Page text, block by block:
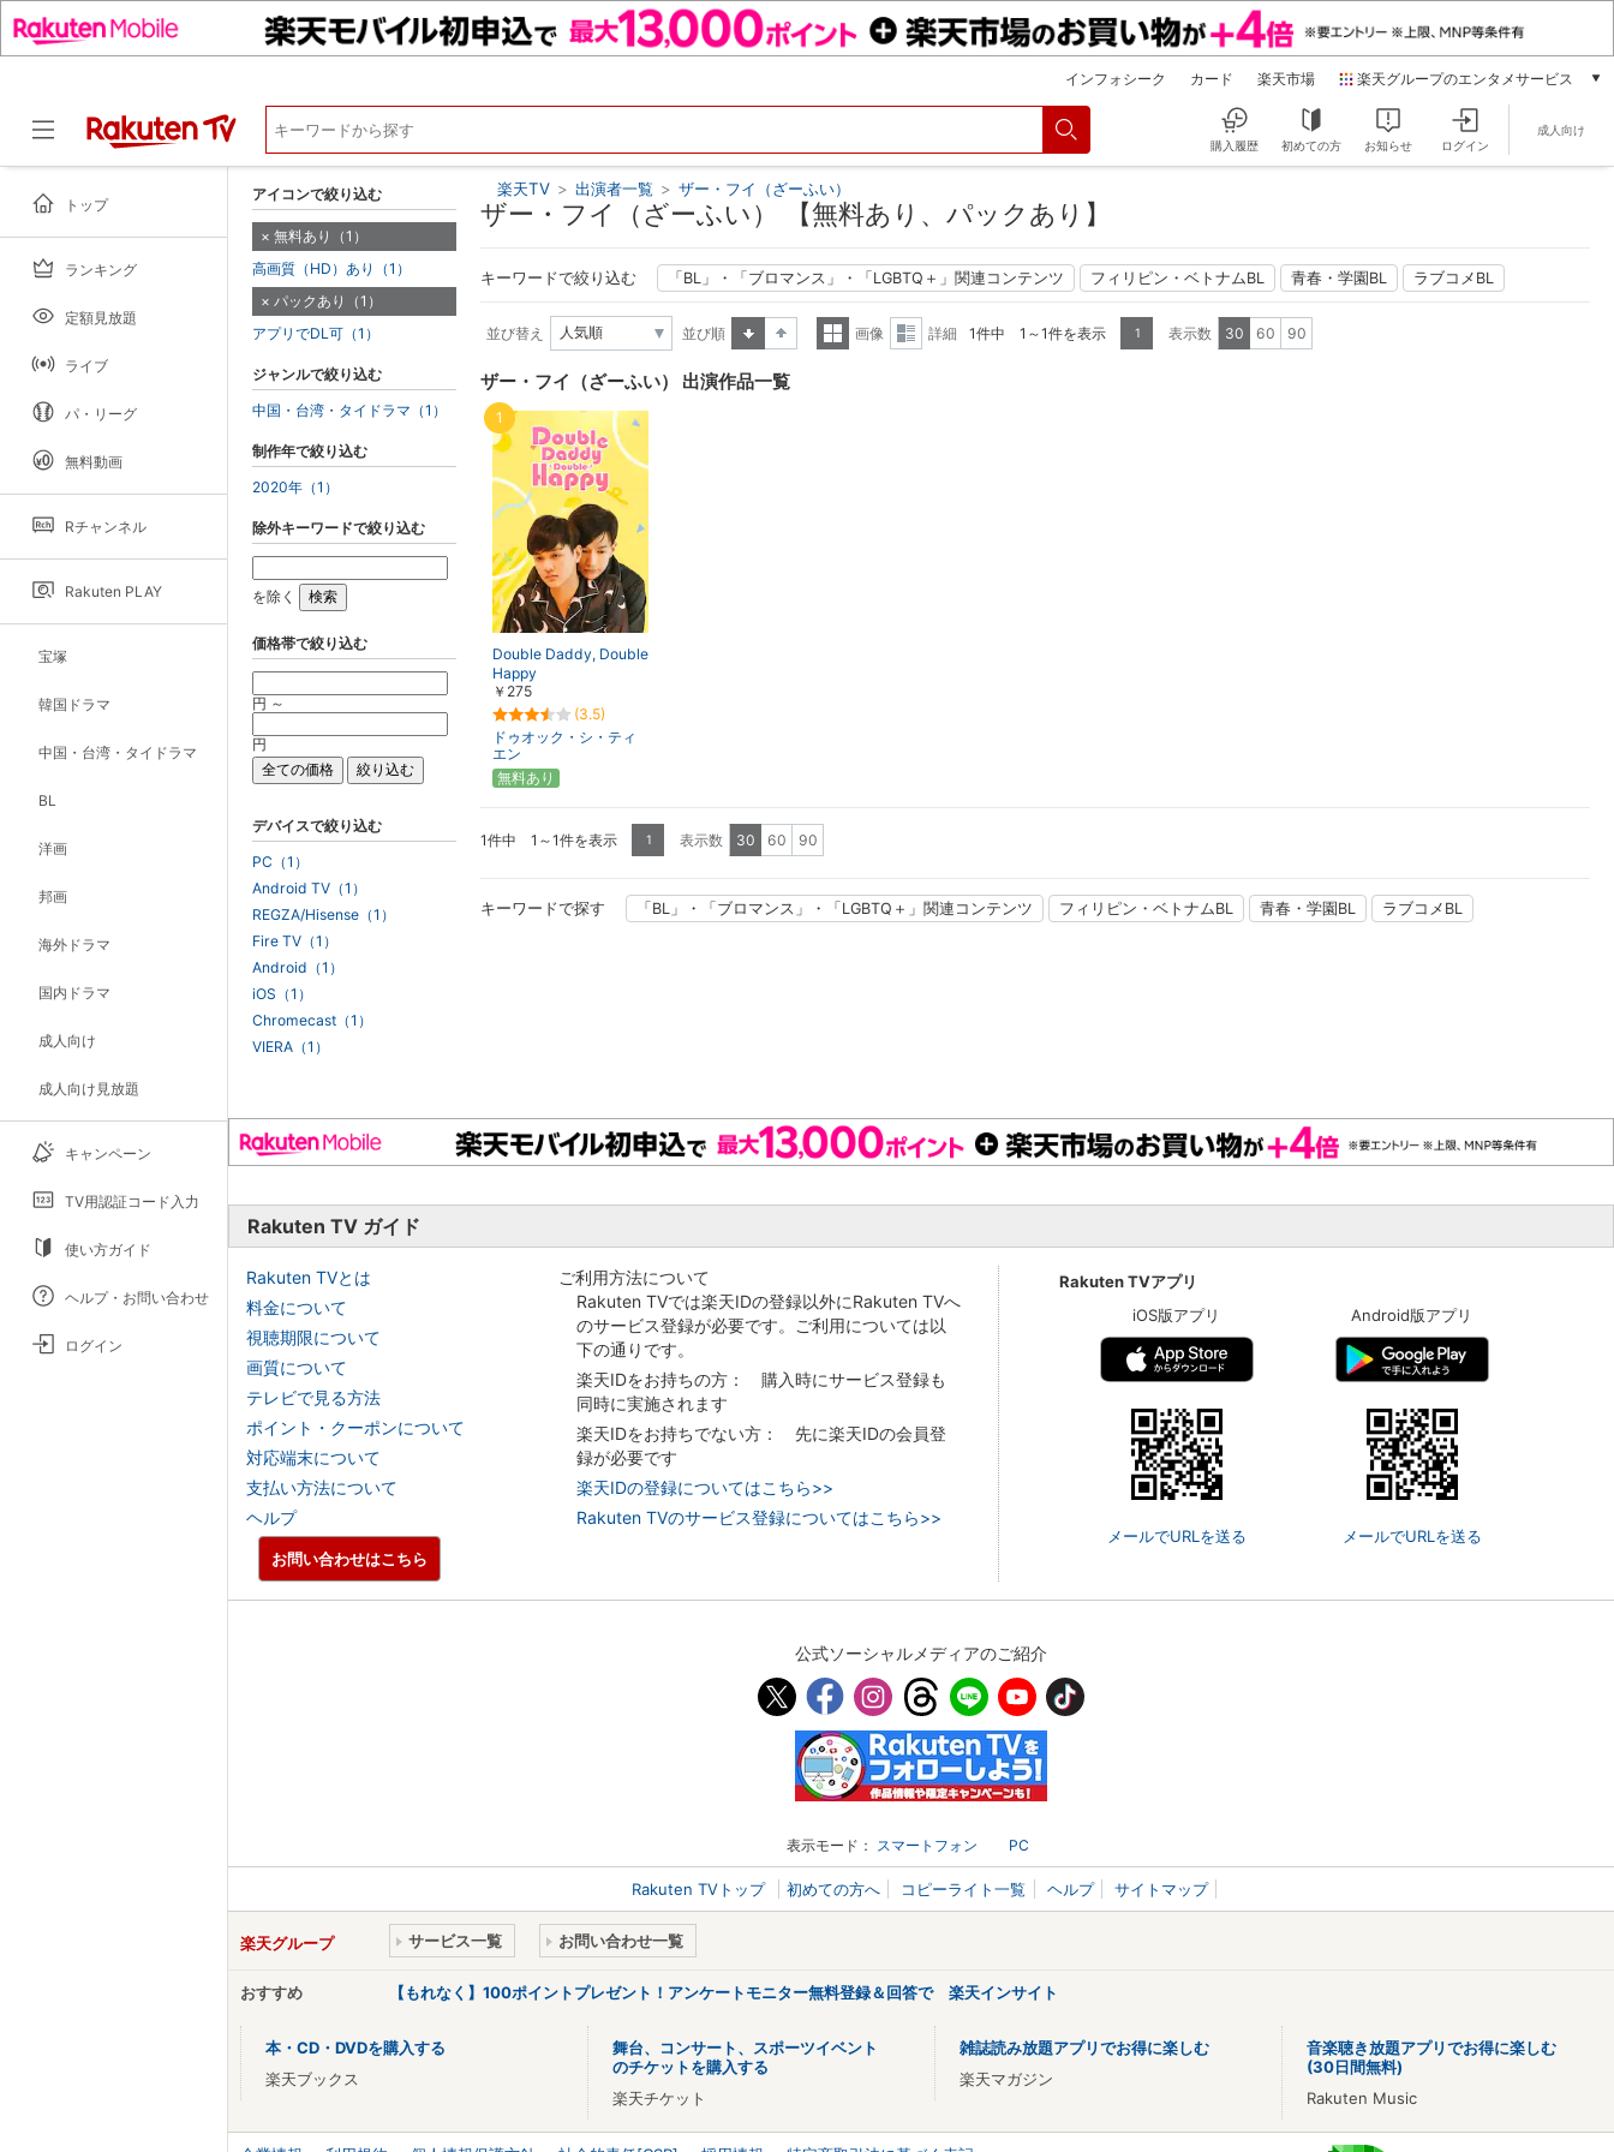
インフォシーク カード 楽天市場 楽天グループのエンタメサービス
本/ゲーム/CD/DVD
雑誌読み放題
動画配信
購入履歴 初めての方 お知らせ ログイン
成人向け
トップ
ランキング
定額見放題
ライブ
パ・リーグ
無料動画
Rチャンネル
Rakuten PLAY
宝塚
韓国ドラマ
中国・台湾・タイドラマ
BL
洋画
邦画
海外ドラマ
国内ドラマ
成人向け
成人向け見放題
キャンペーン
TV用認証コード入力
使い方ガイド
ヘルプ・お問い合わせ
ログイン
楽天TV > 出演者一覧 > ザー・フイ（ざーふい）
ザー・フイ（ざーふい） 【無料あり、パックあり】
キーワードで絞り込む 「BL」・「ブロマンス」・「LGBTQ＋」関連コンテンツ フィリピン・ベトナムBL 青春・学園BL ラブコメBL
並び替え
並び順
画像
詳細 1件中 1～1件を表示 1 表示数 30 60 90
ザー・フイ（ざーふい） 出演作品一覧
Double Daddy, Double
Happy
￥275
(3.5)
ドゥオック・シ・ティ
エン
1
無料あり
1件中 1～1件を表示 1 表示数 30 60 90
キーワードで探す 「BL」・「ブロマンス」・「LGBTQ＋」関連コンテンツ フィリピン・ベトナムBL 青春・学園BL ラブコメBL
アイコンで絞り込む
無料あり（1）
高画質（HD）あり（1）
パックあり（1）
アプリでDL可（1）
ジャンルで絞り込む
中国・台湾・タイドラマ（1）
制作年で絞り込む
2020年（1）
除外キーワードで絞り込む
を除く
価格帯で絞り込む
円 ～
円
デバイスで絞り込む
PC（1）
Android TV（1）
REGZA/Hisense（1）
Fire TV（1）
Android（1）
iOS（1）
Chromecast（1）
VIERA（1）
Rakuten TV ガイド
Rakuten TVとは
料金について
視聴期限について
画質について
テレビで見る方法
ポイント・クーポンについて
対応端末について
支払い方法について
ヘルプ
ご利用方法について
Rakuten TVでは楽天IDの登録以外にRakuten TVへ
のサービス登録が必要です。ご利用については以
下の通りです。
楽天IDをお持ちの方： 購入時にサービス登録も
同時に実施されます
楽天IDをお持ちでない方： 先に楽天IDの会員登
録が必要です
楽天IDの登録についてはこちら>>
Rakuten TVのサービス登録についてはこちら>>
Rakuten TVアプリ
iOS版アプリ
メールでURLを送る
Android版アプリ
メールでURLを送る
お問い合わせはこちら
公式ソーシャルメディアのご紹介
表示モード： スマートフォン PC
Rakuten TVトップ 初めての方へ コピーライト一覧 ヘルプ サイトマップ
楽天グループ サービス一覧 お問い合わせ一覧
おすすめ 【もれなく】100ポイントプレゼント！アンケートモニター無料登録＆回答で 楽天インサイト
本・CD・DVDを購入する
楽天ブックス
舞台、コンサート、スポーツイベント
のチケットを購入する
楽天チケット
雑誌読み放題アプリでお得に楽しむ
楽天マガジン
音楽聴き放題アプリでお得に楽しむ
(30日間無料)
Rakuten Music